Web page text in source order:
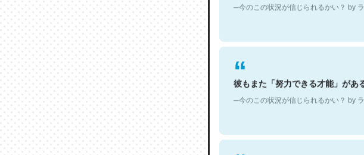
彼もまた「努力できる才能」があ
─今のこの状況が信じられるかい？ by ラ